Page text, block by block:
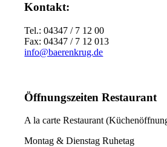
Kontakt:
Tel.: 04347 / 7 12 00
Fax: 04347 / 7 12 013
info@baerenkrug.de
Öffnungszeiten Restaurant
A la carte Restaurant
Montag & Dienstag Ruhetag